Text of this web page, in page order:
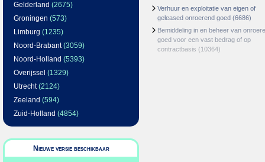
Gelderland (2675)
Groningen (573)
Limburg (1235)
Noord-Brabant(3059)
Noord-Holland (5393)
Overijssel (1329)
Utrecht(2124)
Zeeland (594)
Zuid-Holland (4854)
Nieuwe versie beschikbaar
Verhuur en exploitatie van eigen of
geleased onroerend goed (6686)
Bemiddeling in en beheer van
goed voor een vast bedrag of op
contractbasis (10364)